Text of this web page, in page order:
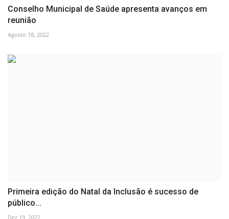
Conselho Municipal de Saúde apresenta avanços em
reunião
Agosto 18, 2022
Primeira edição do Natal da Inclusão é sucesso de
público...
Dez 19, 2022